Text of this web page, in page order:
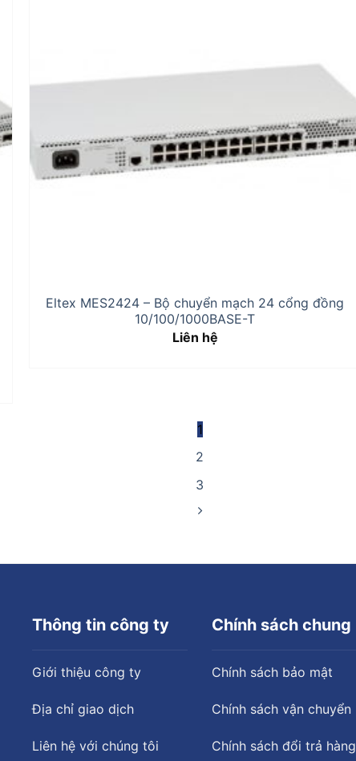
Eltex MES2424 – Bộ chuyển mạch 24 cổng đồng
10/100/1000BASE-T
Liên hệ
1
2
3
Thông tin công ty
Giới thiệu công ty
Địa chỉ giao dịch
Liên hệ với chúng tôi
Chính sách chung
Chính sách bảo mật
Chính sách vận chuyển
Chính sách đổi trả hàng